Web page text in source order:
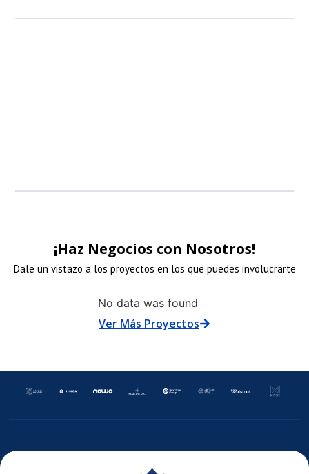
¡Haz Negocios con Nosotros!
Dale un vistazo a los proyectos en los que puedes involucrarte
No data was found
Ver Más Proyectos
ENLACE
DE
IMAGEN
DE
CARRETE
ENLACE
DE
IMAGEN
DE
CARRETE